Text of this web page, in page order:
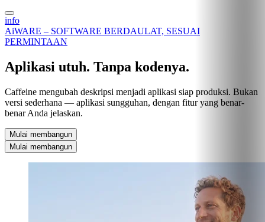
info
AiWARE – SOFTWARE BERDAULAT, SESUAI
PERMINTAAN
Aplikasi utuh. Tanpa kodenya.
Caffeine mengubah deskripsi menjadi aplikasi siap produksi. Bukan
versi sederhana — aplikasi sungguhan, dengan fitur yang benar-
benar Anda jelaskan.
Mulai membangun
Mulai membangun